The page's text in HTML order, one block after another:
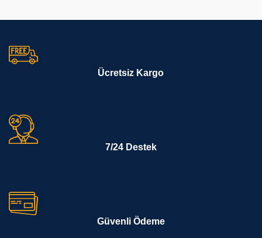
Ücretsiz Kargo
7/24 Destek
Güvenli Ödeme